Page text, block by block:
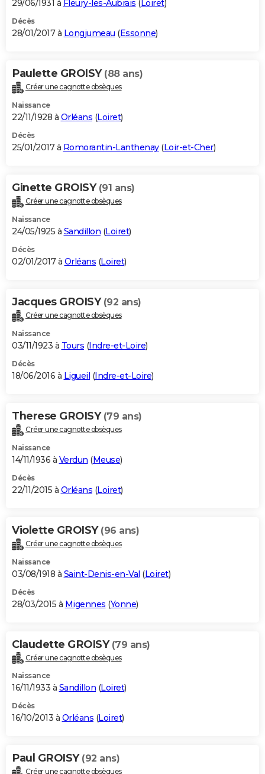
29/06/1931 à Fleury-les-Aubrais ( Loiret)
Décès
28/01/2017 à Longjumeau (Essonne)
Paulette GROISY (88 ans)
Créer une cagnotte obsèques
Naissance
22/11/1928 à Orléans (Loiret)
Décès
25/01/2017 à Romorantin-Lanthenay(Loir-et-Cher)
Ginette GROISY (91 ans)
Créer une cagnotte obsèques
Naissance
24/05/1925 à Sandillon (Loiret)
Décès
02/01/2017 à Orléans (Loiret)
Jacques GROISY (92 ans)
Créer une cagnotte obsèques
Naissance
03/11/1923 à Tours (Indre-et-Loire)
Décès
18/06/2016 à Ligueil (Indre-et-Loire)
Therese GROISY (79 ans)
Créer une cagnotte obsèques
Naissance
14/11/1936 à Verdun (Meuse)
Décès
22/11/2015 à Orléans (Loiret)
Violette GROISY (96 ans)
Créer une cagnotte obsèques
Naissance
03/08/1918 à Saint-Denis-en-Val (Loiret)
Décès
28/03/2015 à Migennes (Yonne)
Claudette GROISY (79 ans)
Créer une cagnotte obsèques
Naissance
16/11/1933 à Sandillon (Loiret)
Décès
16/10/2013 à Orléans (Loiret)
Paul GROISY (92 ans)
Créer une cagnotte obsèques